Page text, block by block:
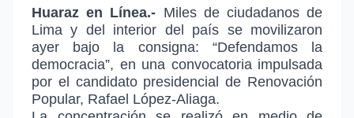
Huaraz en Línea.- Miles de ciudadanos de
Lima y del interior del país se movilizaron
ayer bajo la consigna: “Defendamos la
democracia”, en una convocatoria impulsada
por el candidato presidencial de Renovación
Popular, Rafael López-Aliaga.